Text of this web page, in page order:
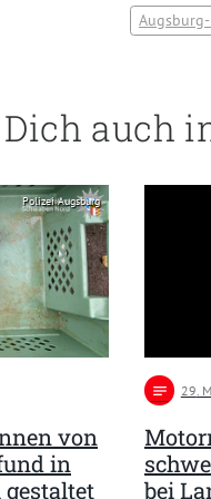
auch
Polizei Augsburg
von
in
notes 29 .
bei